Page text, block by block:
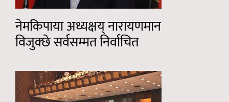
नेमकिपाया अध्यक्षय् नारायणमान
विजुक्छे सर्वसम्मत निर्वाचित